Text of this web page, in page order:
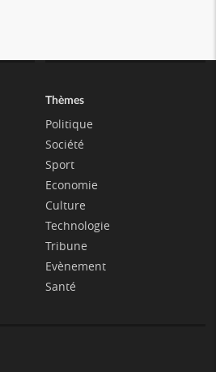
Thèmes
Politique
Société
Sport
Economie
Culture
Technologie
Tribune
Evènement
Santé